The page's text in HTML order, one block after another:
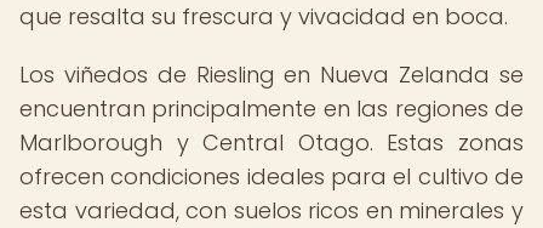
que resalta su frescura y vivacidad en boca.
Los viñedos de Riesling en Nueva Zelanda se
encuentran principalmente en las regiones de
Marlborough y Central Otago. Estas zonas
ofrecen condiciones ideales para el cultivo de
esta variedad, con suelos ricos en minerales y